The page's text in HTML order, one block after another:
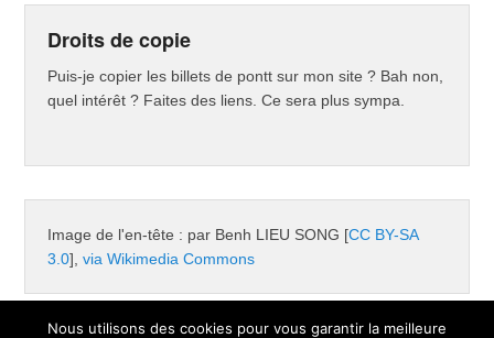
Droits de copie
Puis-je copier les billets de pontt sur mon site ? Bah non,
quel intérêt ? Faites des liens. Ce sera plus sympa.
Image de l'en-tête : par Benh LIEU SONG [CC BY-SA
3.0],via Wikimedia Commons
Nous utilisons des cookies pour vous garantir la meilleure